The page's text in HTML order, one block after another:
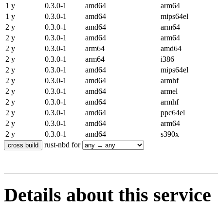
1 y
0.3.0-1 amd64
arm64
1 y
0.3.0-1 amd64
mips64el
2 y
0.3.0-1 amd64
arm64
2 y
0.3.0-1 amd64
arm64
2 y
0.3.0-1 arm64
amd64
2 y
0.3.0-1 arm64
i386
2 y
0.3.0-1 amd64
mips64el
2 y
0.3.0-1 amd64
armhf
2 y
0.3.0-1 amd64
armel
2 y
0.3.0-1 amd64
armhf
2 y
0.3.0-1 amd64
ppc64el
2 y
0.3.0-1 amd64
arm64
2 y
0.3.0-1 amd64
s390x
rust-nbd for
Details about this service